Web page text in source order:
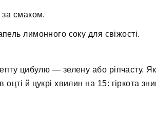
смаком.
лимонного соку для свіжості.
цибулю — зелену або ріпчасту.
оцті й цукрі хвилин на 15: гіркота